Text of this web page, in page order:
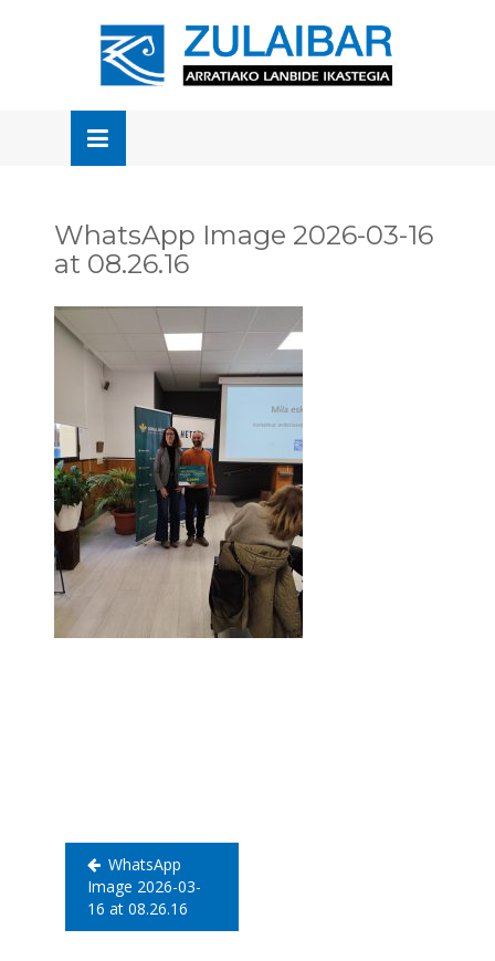
WhatsApp Image 2026-03-16
at 08.26.16
WhatsApp
Image 2026-03-
16 at 08.26.16